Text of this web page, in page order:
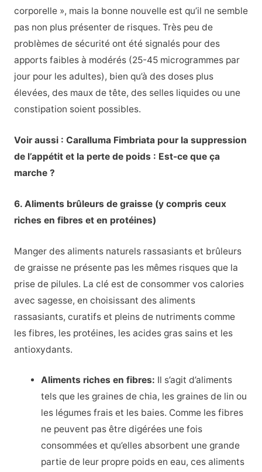
corporelle », mais la bonne nouvelle est qu’il ne semble
pas non plus présenter de risques. Très peu de
problèmes de sécurité ont été signalés pour des
apports faibles à modérés (25-45 microgrammes par
jour pour les adultes), bien qu’à des doses plus
élevées, des maux de tête, des selles liquides ou une
constipation soient possibles.
Voir aussi : Caralluma Fimbriata pour la suppression
de l’appétit et la perte de poids : Est-ce que ça
marche ?
6. Aliments brûleurs de graisse (y compris ceux
riches en fibres et en protéines)
Manger des aliments naturels rassasiants et brûleurs
de graisse ne présente pas les mêmes risques que la
prise de pilules. La clé est de consommer vos calories
avec sagesse, en choisissant des aliments
rassasiants, curatifs et pleins de nutriments comme
les fibres, les protéines, les acides gras sains et les
antioxydants.
Aliments riches en fibres: Il s’agit d’aliments
tels que les graines de chia, les graines de lin ou
les légumes frais et les baies. Comme les fibres
ne peuvent pas être digérées une fois
consommées et qu’elles absorbent une grande
partie de leur propre poids en eau, ces aliments